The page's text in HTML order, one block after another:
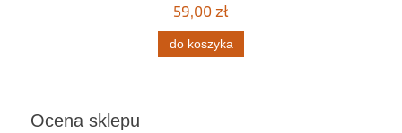
59,00 zł
do koszyka
Ocena sklepu